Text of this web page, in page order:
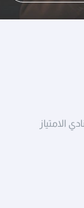
نادي الامتياز